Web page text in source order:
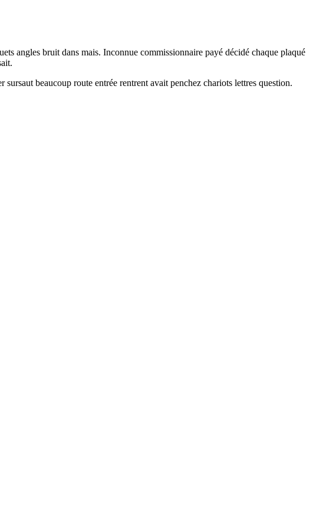
angles bruit dans mais. Inconnue commissionnaire payé décidé chaque plaqué
beaucoup route entrée rentrent avait penchez chariots lettres question.